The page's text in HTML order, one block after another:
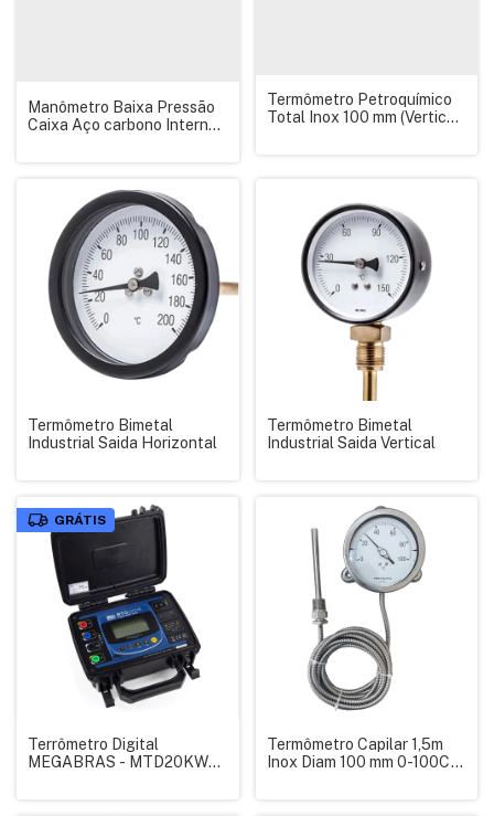
Manômetro Baixa Pressão
Caixa Aço carbono Internos
Termômetro Petroquímico
Total Inox 100 mm (Vertical)
Termômetro Bimetal
Industrial Saida Horizontal
Termômetro Bimetal
Industrial Saida Vertical
GRÁTIS
Terrômetro Digital
MEGABRAS - MTD20KWR
Termômetro Capilar 1,5m
Inox Diam 100 mm 0-100C